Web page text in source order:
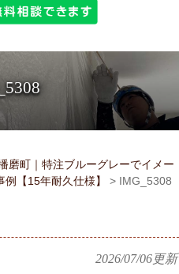
磨町｜特注ブルーグレーでイメー
【15年耐久仕様】
> IMG_5308
2026/07/06更新